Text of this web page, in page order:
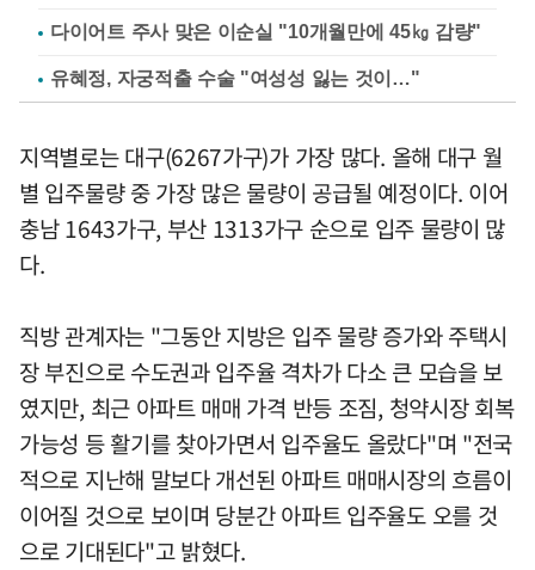
다이어트 주사 맞은 이순실 "10개월만에 45㎏ 감량"
유혜정, 자궁적출 수술 "여성성 잃는 것이…"
지역별로는 대구(6267가구)가 가장 많다. 올해 대구 월
별 입주물량 중 가장 많은 물량이 공급될 예정이다. 이어
충남 1643가구, 부산 1313가구 순으로 입주 물량이 많
다.
직방 관계자는 "그동안 지방은 입주 물량 증가와 주택시
장 부진으로 수도권과 입주율 격차가 다소 큰 모습을 보
였지만, 최근 아파트 매매 가격 반등 조짐, 청약시장 회복
가능성 등 활기를 찾아가면서 입주율도 올랐다"며 "전국
적으로 지난해 말보다 개선된 아파트 매매시장의 흐름이
이어질 것으로 보이며 당분간 아파트 입주율도 오를 것
으로 기대된다"고 밝혔다.